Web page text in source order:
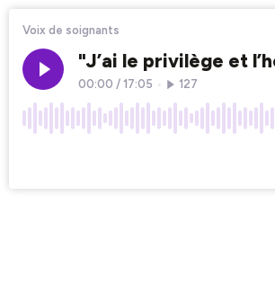
Voix de soignants
"J’ai le privilège et
00:00 /17:05 127